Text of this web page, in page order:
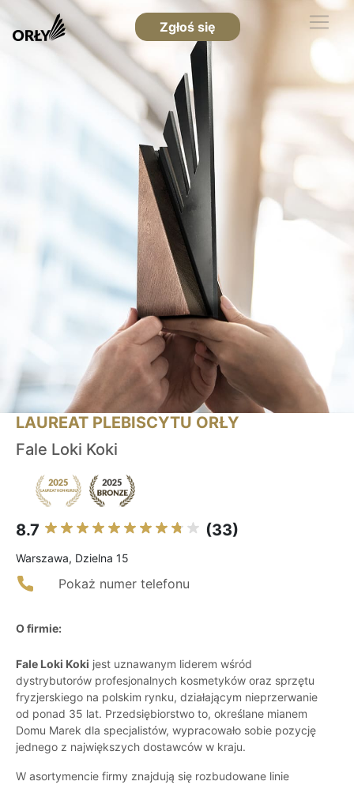
Zgłoś się
LAUREAT PLEBISCYTU ORŁY
Fale Loki Koki
8.7 (33)
Warszawa, Dzielna 15
Pokaż numer telefonu
O firmie:
Fale Loki Koki jest uznawanym liderem wśród
dystrybutorów profesjonalnych kosmetyków oraz sprzętu
fryzjerskiego na polskim rynku, działającym nieprzerwanie
od ponad 35 lat. Przedsiębiorstwo to, określane mianem
Domu Marek dla specjalistów, wypracowało sobie pozycję
jednego z największych dostawców w kraju.
W asortymencie firmy znajdują się rozbudowane linie